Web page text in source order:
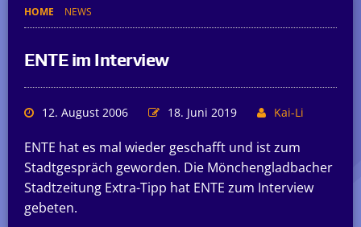
HOME NEWS
ENTE im Interview
12. August 2006 18. Juni 2019 Kai-Li
ENTE hat es mal wieder geschafft und ist zum
Stadtgespräch geworden. Die Mönchengladbacher
Stadtzeitung Extra-Tipp hat ENTE zum Interview
gebeten.